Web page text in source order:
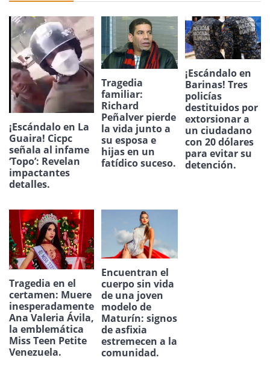
¡Escándalo en La
Guaira! Cicpc
señala al infame
‘Topo’: Revelan
impactantes
detalles.
Tragedia
familiar:
Richard
Peñalver pierde
la vida junto a
su esposa e
hijas en un
fatídico suceso.
¡Escándalo en
Barinas! Tres
policías
destituidos por
extorsionar a
un ciudadano
con 20 dólares
para evitar su
detención.
Tragedia en el
certamen: Muere
inesperadamente
Ana Valeria Ávila,
la emblemática
Miss Teen Petite
Venezuela.
Encuentran el
cuerpo sin vida
de una joven
modelo de
Maturín: signos
de asfixia
estremecen a la
comunidad.